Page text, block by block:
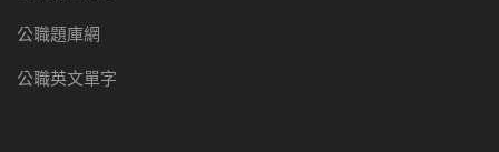
公職題庫網
公職英文單字